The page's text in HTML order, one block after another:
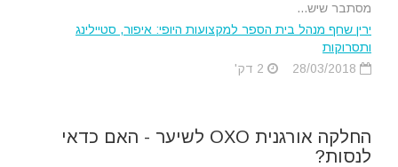
מסתבר שיש...
ירין שחף מנהל בית הספר למקצועות היופי: איפור, סטיילינג
ותסרוקות
החלקה אורגנית OXO לשיער - האם כדאי
לנסות?